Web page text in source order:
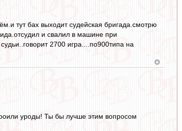
тут бах выходит судейская бригада.смотрю
и свалил в машине при
2700 игра....по900типа на
уроды! Ты бы лучше этим вопросом